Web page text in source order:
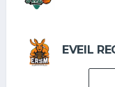
EVEIL